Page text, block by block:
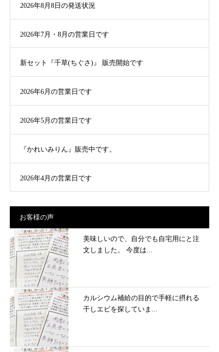
2026年8月8日の発送状況
2026年7月・8月の営業日です
新セット『千草(ちぐさ)』 販売開始です
2026年6月の営業日です
2026年5月の営業日です
『かれいみりん』販売中です。
2026年4月の営業日です
お客様の声
美味しいので、自分でも自宅用にと注
文しました。 今度は...
カルシウム補給の目的で手軽に摂れる
干しエビを探していま...